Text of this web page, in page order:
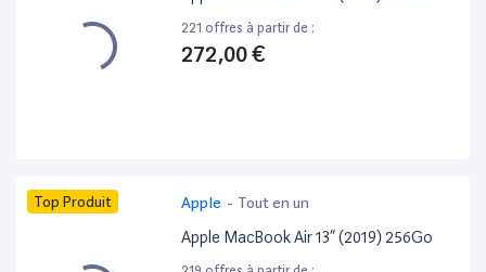
221 offres à partir de :
272,00 €
Top Produit Apple - Tout en un
Apple MacBook Air 13” (2019) 256Go